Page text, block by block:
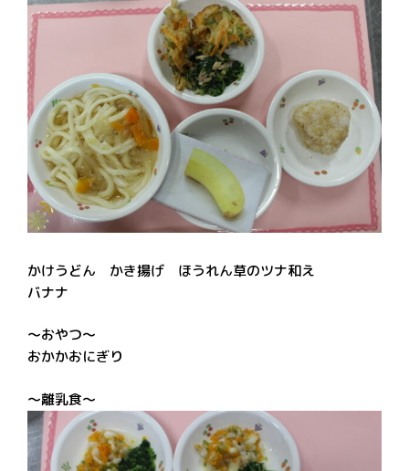
かけうどん かき揚げ ほうれん草のツナ和え
バナナ
～おやつ～
おかかおにぎり
～離乳食～